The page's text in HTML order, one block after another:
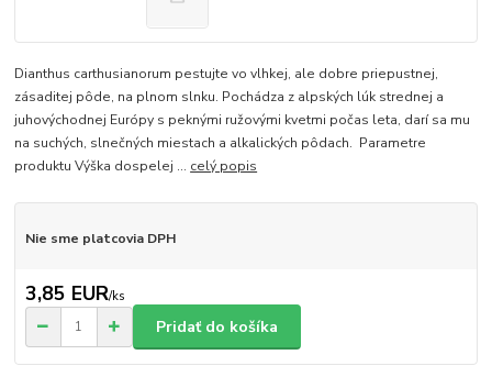
Dianthus carthusianorum pestujte vo vlhkej, ale dobre priepustnej,
zásaditej pôde, na plnom slnku. Pochádza z alpských lúk strednej a
juhovýchodnej Európy s peknými ružovými kvetmi počas leta, darí sa mu
na suchých, slnečných miestach a alkalických pôdach. Parametre
produktu Výška dospelej ... celý popis
Nie sme platcovia DPH
3,85 EUR/ks
Pridať do košíka